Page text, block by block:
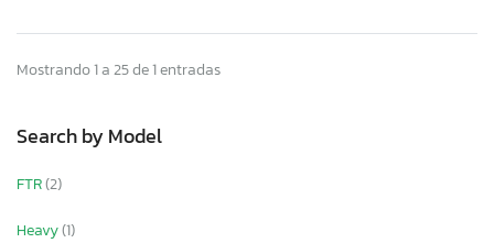
Mostrando 1 a 25 de 1 entradas
Search by Model
FTR(2)
Heavy(1)